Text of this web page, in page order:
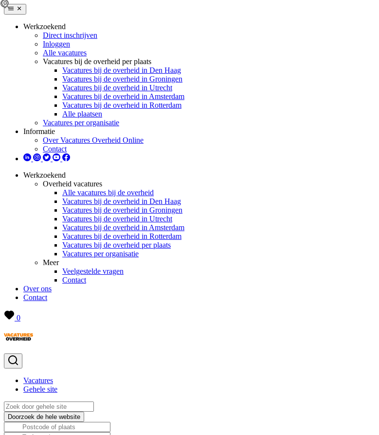
Werkzoekend
Direct inschrijven
Inloggen
Alle vacatures
Vacatures bij de overheid per plaats
Vacatures bij de overheid in Den Haag
Vacatures bij de overheid in Groningen
Vacatures bij de overheid in Utrecht
Vacatures bij de overheid in Amsterdam
Vacatures bij de overheid in Rotterdam
Alle plaatsen
Vacatures per organisatie
Informatie
Over Vacatures Overheid Online
Contact
Werkzoekend
Overheid vacatures
Alle vacatures bij de overheid
Vacatures bij de overheid in Den Haag
Vacatures bij de overheid in Groningen
Vacatures bij de overheid in Utrecht
Vacatures bij de overheid in Amsterdam
Vacatures bij de overheid in Rotterdam
Vacatures bij de overheid per plaats
Vacatures per organisatie
Meer
Veelgestelde vragen
Contact
Over ons
Contact
0
Vacatures
Gehele site